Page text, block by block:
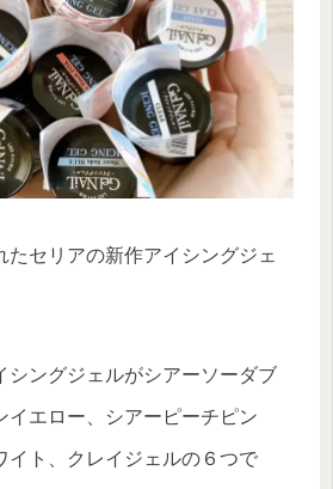
たセリアの新作アイシングジェ
シングジェルがシアーソーダブ
イエロー、シアーピーチピン
イト、クレイジェルの６つで